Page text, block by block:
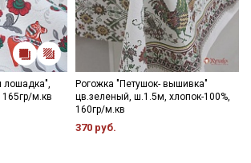
лошадка",
м.кв
Рогожка "Петушок- вышивка"
цв.зеленый, ш.1.5м, хлопок-100%,
160гр/м.кв
370 руб.